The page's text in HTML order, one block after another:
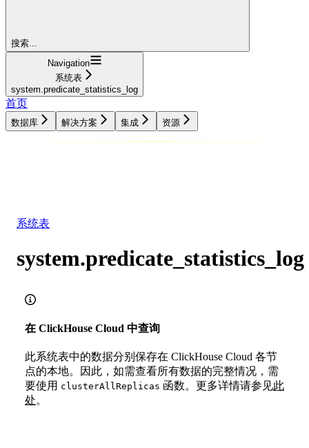
搜索...
Navigation
系统表
system.predicate_statistics_log
首页
数据库 解决方案 集成 资源
系统表
system.predicate_statistics_log
在 ClickHouse Cloud 中查询
此系统表中的数据分别保存在 ClickHouse Cloud 各节
点的本地。因此，如需查看所有数据的完整情况，需
要使用 clusterAllReplicas 函数。更多详情请参见此
处。